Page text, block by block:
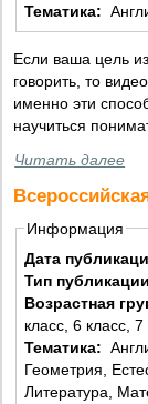
Тематика:
Если ваша цель
говорить, то
именно эти
научиться
Читать далее
Информация
Дата
Тип
Возрастная
класс, 6 класс,
Тематика: Английский язык, Биология, География,
Геометрия,
Литература,